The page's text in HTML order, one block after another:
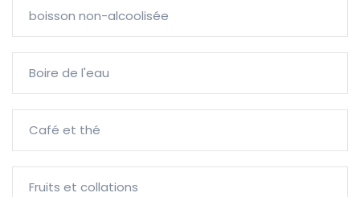
boisson non-alcoolisée
Boire de l'eau
Café et thé
Fruits et collations